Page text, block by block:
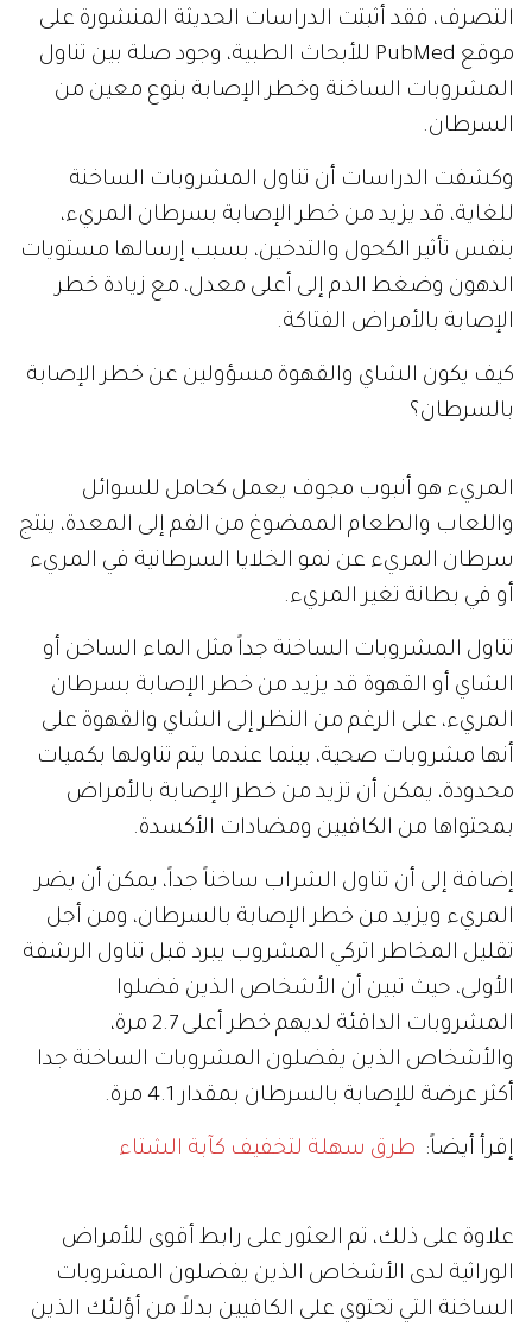
التصرف، فقد أثبتت الدراسات الحديثة المنشورة على
موقع PubMed للأبحاث الطبية، وجود صلة بين تناول
المشروبات الساخنة وخطر الإصابة بنوع معين من
السرطان.
وكشفت الدراسات أن تناول المشروبات الساخنة
للغاية، قد يزيد من خطر الإصابة بسرطان المريء،
بنفس تأثير الكحول والتدخين، بسبب إرسالها مستويات
الدهون وضغط الدم إلى أعلى معدل، مع زيادة خطر
الإصابة بالأمراض الفتاكة.
كيف يكون الشاي والقهوة مسؤولين عن خطر الإصابة
بالسرطان؟
المريء هو أنبوب مجوف يعمل كحامل للسوائل
واللعاب والطعام الممضوغ من الفم إلى المعدة، ينتج
سرطان المريء عن نمو الخلايا السرطانية في المريء
أو في بطانة تغير المريء.
تناول المشروبات الساخنة جداً مثل الماء الساخن أو
الشاي أو القهوة قد يزيد من خطر الإصابة بسرطان
المريء، على الرغم من النظر إلى الشاي والقهوة على
أنها مشروبات صحية، بينما عندما يتم تناولها بكميات
محدودة، يمكن أن تزيد من خطر الإصابة بالأمراض
بمحتواها من الكافيين ومضادات الأكسدة.
إضافة إلى أن تناول الشراب ساخناً جداً، يمكن أن يضر
المريء ويزيد من خطر الإصابة بالسرطان، ومن أجل
تقليل المخاطر اتركي المشروب يبرد قبل تناول الرشفة
الأولى، حيث تبين أن الأشخاص الذين فضلوا
المشروبات الدافئة لديهم خطر أعلى 2.7 مرة،
والأشخاص الذين يفضلون المشروبات الساخنة جدا
أكثر عرضة للإصابة بالسرطان بمقدار 4.1 مرة.
إقرأ أيضاً: طرق سهلة لتخفيف كآبة الشتاء
علاوة على ذلك، تم العثور على رابط أقوى للأمراض
الوراثية لدى الأشخاص الذين يفضلون المشروبات
الساخنة التي تحتوي على الكافيين بدلاً من أؤلئك الذين